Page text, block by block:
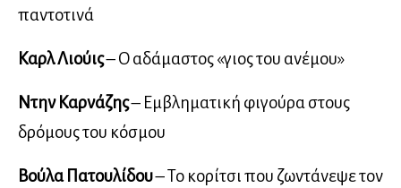
παντοτινά
Καρλ Λιούις– Ο αδάμαστος «γιος του ανέμου»
Ντην Καρνάζης– Εμβληματική φιγούρα στους
δρόμους του κόσμου
Βούλα Πατουλίδου– Το κορίτσι που ζωντάνεψε τον